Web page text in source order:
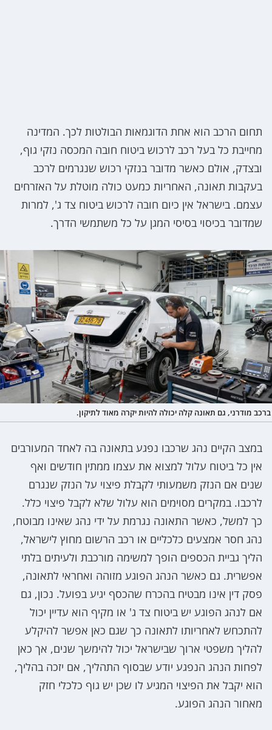
תחום הרכב הוא אחת הדוגמאות הבולטות לכך. המדינה
מחייבת כל בעל רכב לרכוש ביטוח חובה המכסה נזקי גוף,
ובצדק, אולם כאשר מדובר בנזקי רכוש שנגרמים לרכב
בעקבות תאונה, האחריות כמעט כולה מוטלת על האזרחים
עצמם. בישראל אין כיום חובה לרכוש ביטוח צד ג', למרות
שמדובר בכיסוי בסיסי המגן על כל משתמשי הדרך.
ברכב מודרני, גם תאונה קלה יכולה להיות יקרה מאוד לתיקון.
במצב הקיים נהג שרכבו נפגע בתאונה בה לאחד המעורבים
אין כל ביטוח עלול למצוא את עצמו ממתין חודשים ואף
שנים אם הנזק משמעותי לקבלת פיצוי על הנזק שנגרם
לרכבו. במקרים מסוימים הוא עלול שלא לקבל פיצוי כלל.
כך למשל, כאשר התאונה נגרמת על ידי נהג שאינו מבוטח,
נהג חסר אמצעים כלכליים או רכב הרשום מחוץ לישראל,
הליך גביית הכספים הופך למשימה מורכבת ולעיתים בלתי
אפשרית. גם כאשר הנהג הפוגע מזוהה ואחראי לתאונה,
פסק דין אינו מבטיח בהכרח שהכסף יגיע בפועל. נכון, גם
אם לנהג הפוגע יש ביטוח צד ג' או מקיף הוא עדיין יכול
להתכחש לאחריותו לתאונה כך שגם כאן אפשר להיקלע
להליך משפטי ארוך שבישראל יכול להימשך שנים, אך כאן
לפחות הנהג הנפגע יודע שבסוף התהליך, אם יזכה בהליך,
הוא יקבל את הפיצוי המגיע לו שכן יש גוף כלכלי חזק
מאחור הנהג הפוגע.